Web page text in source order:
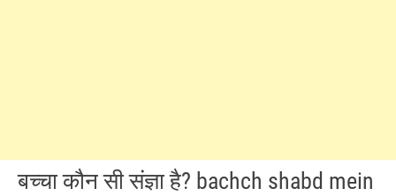
बच्चा कौन सी संज्ञा है? bachch shabd mein